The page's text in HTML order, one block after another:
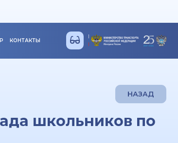
КОНТАКТЫ
НАЗАД
школьников по